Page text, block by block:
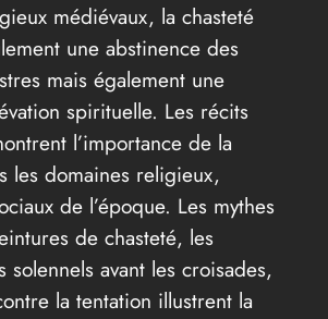
médiévaux, la chasteté
une abstinence des
mais également une
spirituelle. Les récits
l’importance de la
les domaines religieux,
de l’époque. Les mythes
de chasteté, les
solennels avant les croisades,
la tentation illustrent la